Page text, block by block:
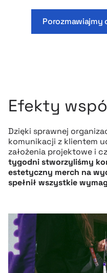
Porozmawiajmy
Efekty
Dzięki sprawnej
komunikacji z klientem
założenia projektowe i
tygodni stworzyliśmy
estetyczny merch na
spełnił wszystkie